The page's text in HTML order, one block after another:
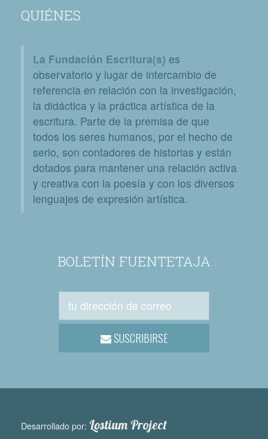
QUIÉNES
La Fundación Escritura(s) es
observatorio y lugar de intercambio de
referencia en relación con la investigación,
la didáctica y la práctica artística de la
escritura. Parte de la premisa de que
todos los seres humanos, por el hecho de
serlo, son contadores de historias y están
dotados para mantener una relación activa
y creativa con la poesía y con los diversos
lenguajes de expresión artística.
BOLETÍN FUENTETAJA
SUSCRIBIRSE
Desarrollado por: Lostium Project